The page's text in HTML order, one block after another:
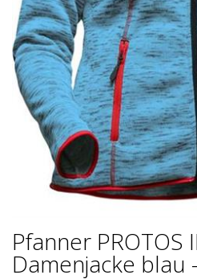
Pfanner PROTOS
Damenjacke blau